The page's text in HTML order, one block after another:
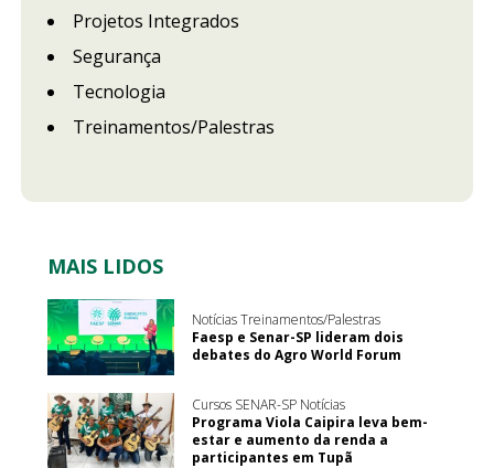
Projetos Integrados
Segurança
Tecnologia
Treinamentos/Palestras
MAIS LIDOS
Notícias Treinamentos/Palestras
Faesp e Senar-SP lideram dois
debates do Agro World Forum
Cursos SENAR-SP Notícias
Programa Viola Caipira leva bem-
estar e aumento da renda a
participantes em Tupã